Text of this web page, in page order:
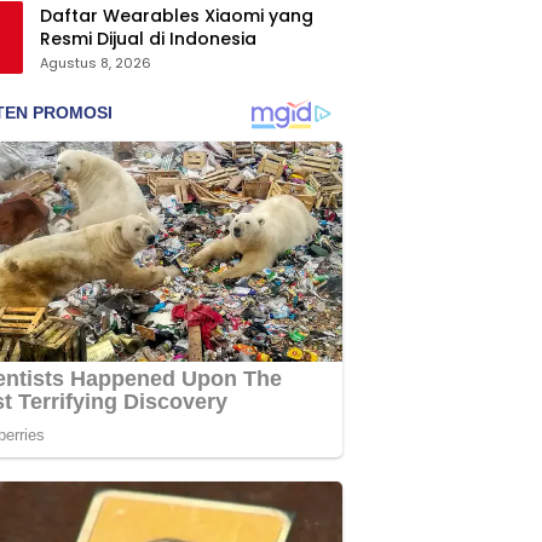
Daftar Wearables Xiaomi yang
Resmi Dijual di Indonesia
Agustus 8, 2026